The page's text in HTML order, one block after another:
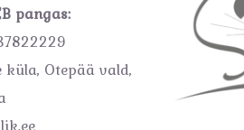
pangas:
küla, Otepää vald,